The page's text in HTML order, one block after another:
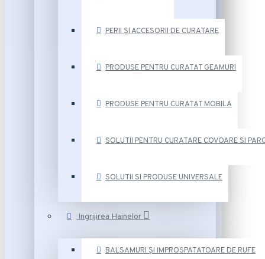
PERII ȘI ACCESORII DE CURATARE
PRODUSE PENTRU CURATAT GEAMURI
PRODUSE PENTRU CURATAT MOBILA
SOLUTII PENTRU CURATARE COVOARE SI
SOLUTII SI PRODUSE UNIVERSALE
Ingrijirea Hainelor
BALSAMURI ȘI IMPROSPATATOARE DE RUFE